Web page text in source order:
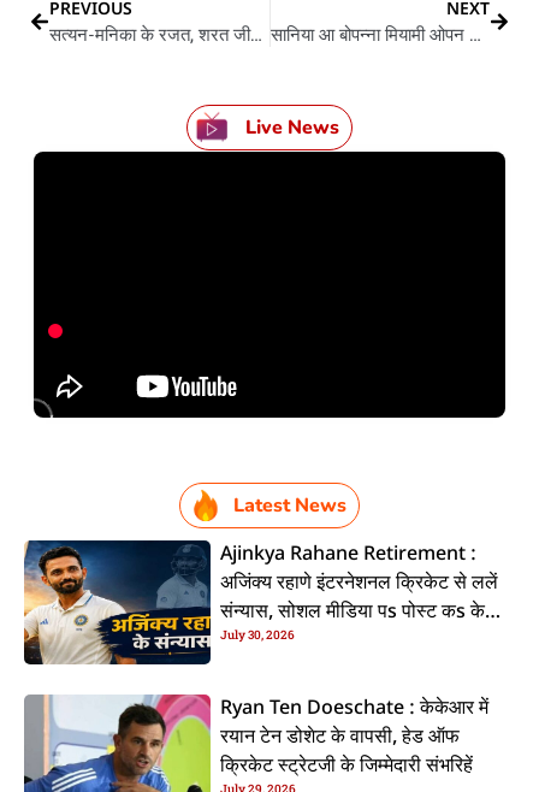
PREVIOUS
सत्यन-मनिका के रजत, शरत जीतले कांस्य
NEXT
सानिया आ बोपन्ना मियामी ओपन से बाहर
Live News
Latest News
Ajinkya Rahane Retirement :
अजिंक्य रहाणे इंटरनेशनल क्रिकेट से ललें
संन्यास, सोशल मीडिया पs पोस्ट कs के
कइलें एलान
July 30, 2026
Ryan Ten Doeschate : केकेआर में
रयान टेन डोशेट के वापसी, हेड ऑफ
क्रिकेट स्ट्रेटजी के जिम्मेदारी संभरिहें